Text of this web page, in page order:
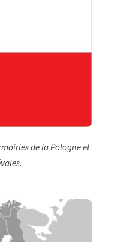
de la Pologne et